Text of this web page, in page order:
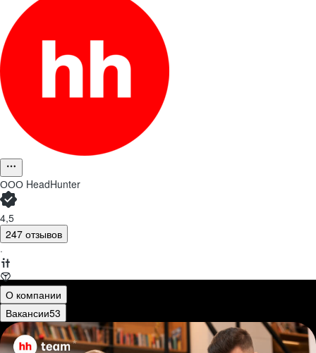
ООО HeadHunter
4,5
247 отзывов
·
О компании
Вакансии53